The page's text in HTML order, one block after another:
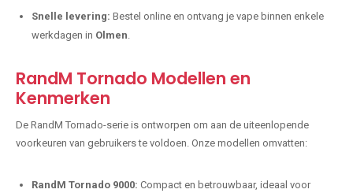
Snelle levering: Bestel online en ontvang je vape binnen enkele
werkdagen in Olmen
RandM Tornado Modellen en
Kenmerken
De RandM Tornado-serie is ontworpen om aan de uiteenlopende
voorkeuren van gebruikers te voldoen. Onze modellen omvatten:
RandM Tornado 9000: Compact en betrouwbaar, ideaal voor